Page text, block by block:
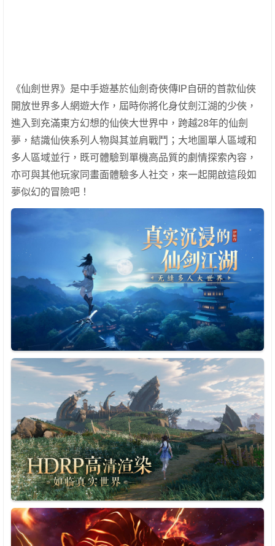
《仙劍世界》是中手遊基於仙劍奇俠傳IP自研的首款仙俠
開放世界多人網遊大作，屆時你將化身仗劍江湖的少俠，
進入到充滿東方幻想的仙俠大世界中，跨越28年的仙劍
夢，結識仙俠系列人物與其並肩戰鬥；大地圖單人區域和
多人區域並行，既可體驗到單機高品質的劇情探索內容，
亦可與其他玩家同畫面體驗多人社交，來一起開啟這段如
夢似幻的冒險吧！